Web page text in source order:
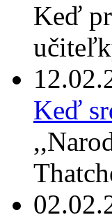
Keď
Keď